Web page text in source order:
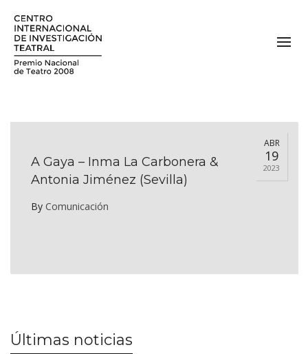
ABR
19
2023
A Gaya – Inma La Carbonera &
Antonia Jiménez (Sevilla)
By Comunicación
Últimas noticias